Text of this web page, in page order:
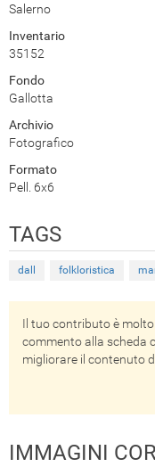
Salerno
Inventario
35152
Fondo
Gallotta
Archivio
Fotografico
Formato
Pell. 6x6
TAGS
dall folkloristica
Il tuo contributo è
commento alla scheda
migliorare il contenuto
IMMAGINI